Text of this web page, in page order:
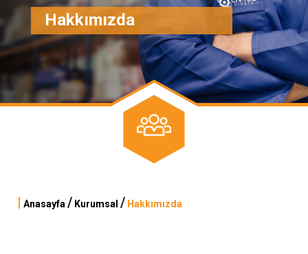
Hakkımızda
| Anasayfa / Kurumsal / Hakkımızda